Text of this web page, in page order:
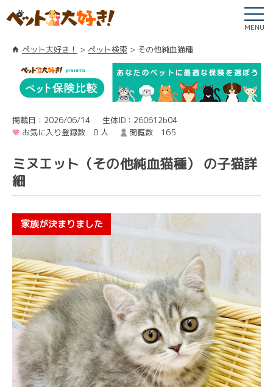
MENU
ペット大好き！ ペット検索 その他純血猫種
掲載日：2026/06/14
生体ID：260612b04
お気に入り登録数 0 人
閲覧数 165
ミヌエット（その他純血猫種） の子猫詳
細